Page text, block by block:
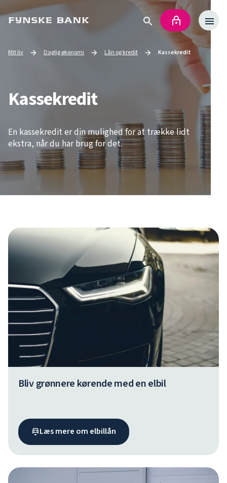
Mit liv
Go to Daglig økonomi
Go to Lån og kredit
Current page: Kassekredit
Kassekredit
En kassekredit er din mulighed for at trække lidt
ekstra, når du har brug for det.
Bliv grønnere kørende med en elbil
Læs mere om elbillån